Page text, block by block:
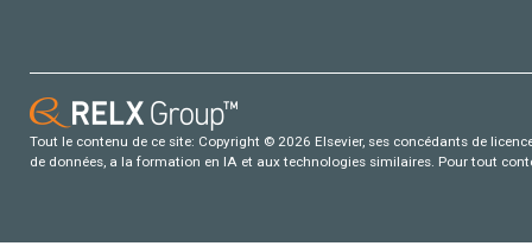
Tout le contenu de ce site: Copyright © 2026 Elsevier, ses concédants de
de données, a la formation en IA et aux technologies similaires. Pour tout